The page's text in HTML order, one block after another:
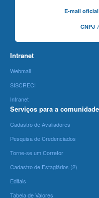
E-mail oficial
CNPJ
Intranet
Webmail
SISCRECI
Intranet
Serviços para a comunidade
Cadastro de Avaliadores
Pesquisa de Credenciados
Torne-se um Corretor
Cadastro de Estagiários (2)
Editais
Tabela de Valores